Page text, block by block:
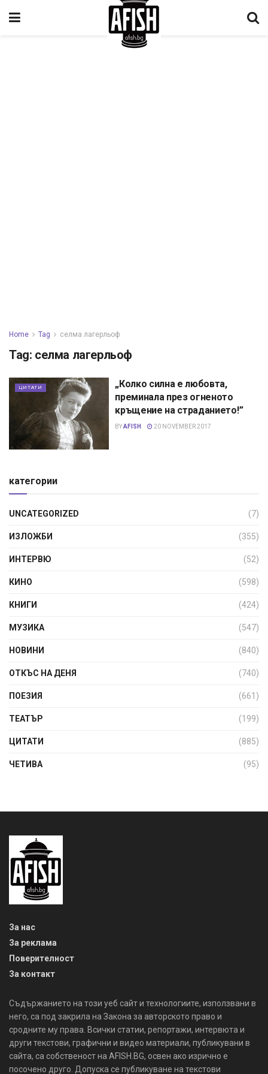
Home Tag селма лагерльоф
Tag: селма лагерльоф
ЦИТАТИ
„Колко силна е любовта,
преминала през огненото
кръщение на страданието!”
BYAFISH 20 NOVEMBER 2017
категории
UNCATEGORIZED (7)
ИЗЛОЖБИ (355)
ИНТЕРВЮ (52)
КИНО (598)
КНИГИ (424)
МУЗИКА (547)
НОВИНИ (840)
ОТКЪС НА ДЕНЯ (740)
ПОЕЗИЯ (661)
ТЕАТЪР (199)
ЦИТАТИ (885)
ЧЕТИВА (95)
За нас
За реклама
Поверителност
За контакт
Съдържанието на този уеб сайт и технологиите, използвани в
него, са под закрила на Закона за авторското право и
сродните му права. Всички статии, репортажи, интервюта и
други текстови, графични и видео материали, публикувани в
сайта, са собственост на AFISH.BG, освен ако изрично е
посочено друго. Допуска се публикуване на текстови